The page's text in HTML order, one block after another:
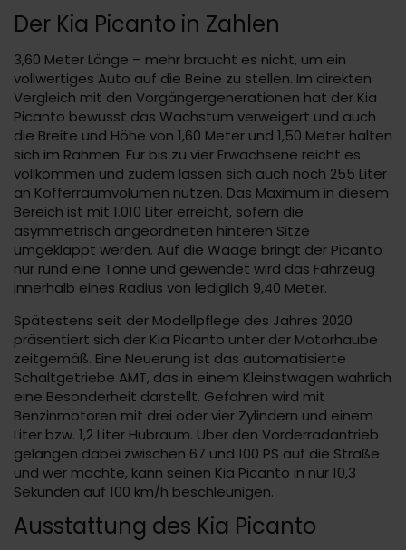
Der Kia Picanto in Zahlen
3,60 Meter Länge – mehr braucht es nicht, um ein
vollwertiges Auto auf die Beine zu stellen. Im direkten
Vergleich mit den Vorgängergenerationen hat der Kia
Picanto bewusst das Wachstum verweigert und auch
die Breite und Höhe von 1,60 Meter und 1,50 Meter halten
sich im Rahmen. Für bis zu vier Erwachsene reicht es
vollkommen und zudem lassen sich auch noch 255 Liter
an Kofferraumvolumen nutzen. Das Maximum in diesem
Bereich ist mit 1.010 Liter erreicht, sofern die
asymmetrisch angeordneten hinteren Sitze
umgeklappt werden. Auf die Waage bringt der Picanto
nur rund eine Tonne und gewendet wird das Fahrzeug
innerhalb eines Radius von lediglich 9,40 Meter.
Spätestens seit der Modellpflege des Jahres 2020
präsentiert sich der Kia Picanto unter der Motorhaube
zeitgemäß. Eine Neuerung ist das automatisierte
Schaltgetriebe AMT, das in einem Kleinstwagen wahrlich
eine Besonderheit darstellt. Gefahren wird mit
Benzinmotoren mit drei oder vier Zylindern und einem
Liter bzw. 1,2 Liter Hubraum. Über den Vorderradantrieb
gelangen dabei zwischen 67 und 100 PS auf die Straße
und wer möchte, kann seinen Kia Picanto in nur 10,3
Sekunden auf 100 km/h beschleunigen.
Ausstattung des Kia Picanto